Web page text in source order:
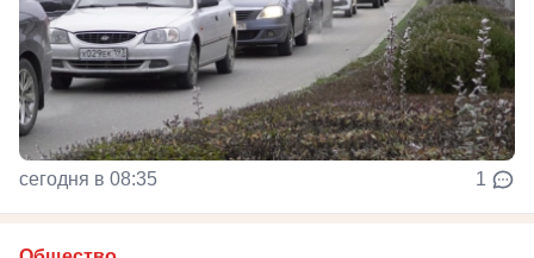
сегодня в 08:35 1